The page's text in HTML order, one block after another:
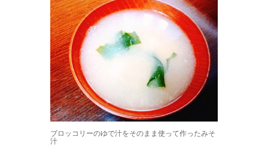
ブロッコリーのゆで汁をそのまま使って作ったみそ
汁